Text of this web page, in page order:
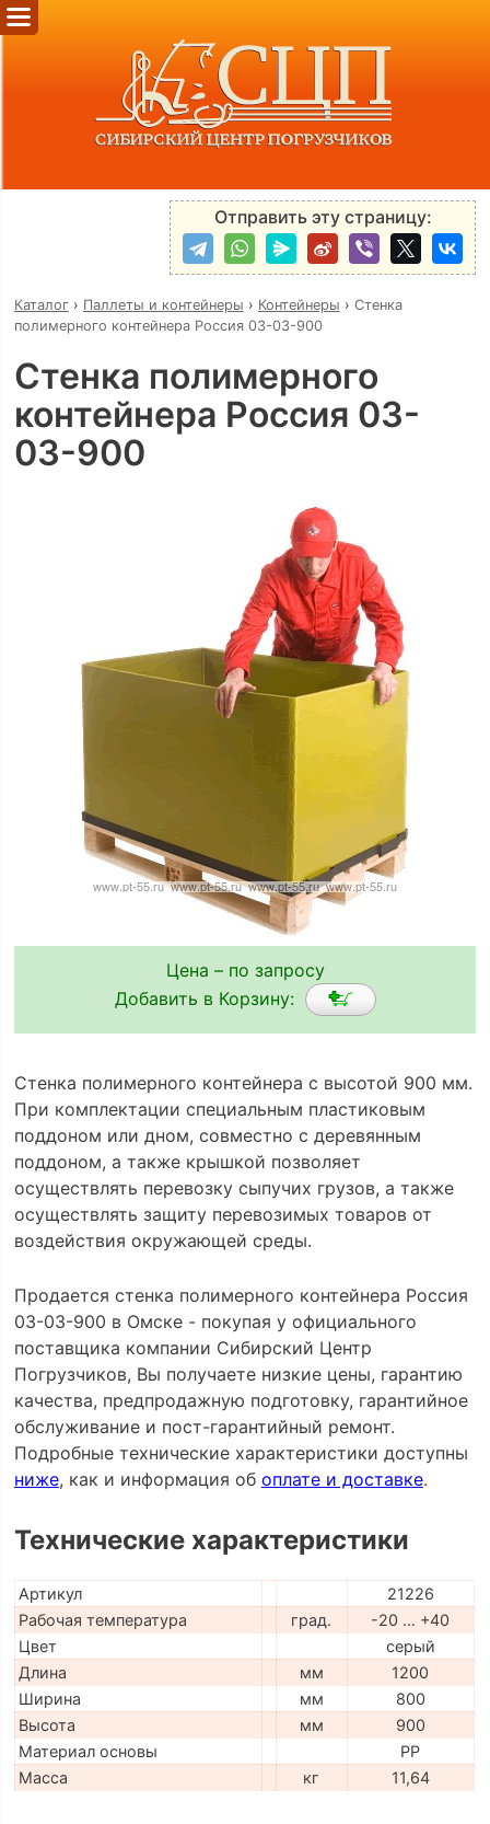
Отправить эту страницу:
Каталог› Паллеты и контейнеры › Контейнеры › Стенка
полимерного контейнера Россия 03-03-900
Стенка полимерного
контейнера Россия 03-
03-900
Цена – по запросу
Добавить в Корзину:
Стенка полимерного контейнера с высотой 900 мм.
При комплектации специальным пластиковым
поддоном или дном, совместно с деревянным
поддоном, а также крышкой позволяет
осуществлять перевозку сыпучих грузов, а также
осуществлять защиту перевозимых товаров от
воздействия окружающей среды.
Продается стенка полимерного контейнера Россия
03-03-900 в Омске - покупая у официального
поставщика компании Сибирский Центр
Погрузчиков, Вы получаете низкие цены, гарантию
качества, предпродажную подготовку, гарантийное
обслуживание и пост-гарантийный ремонт.
Подробные технические характеристики доступны
ниже, как и информация об оплате и доставке.
Технические характеристики
Артикул
21226
Рабочая температура
град.
-20 … +40
Цвет
серый
Длина
мм
1200
Ширина
мм
800
Высота
мм
900
Материал основы
PP
Масса
кг 11,64